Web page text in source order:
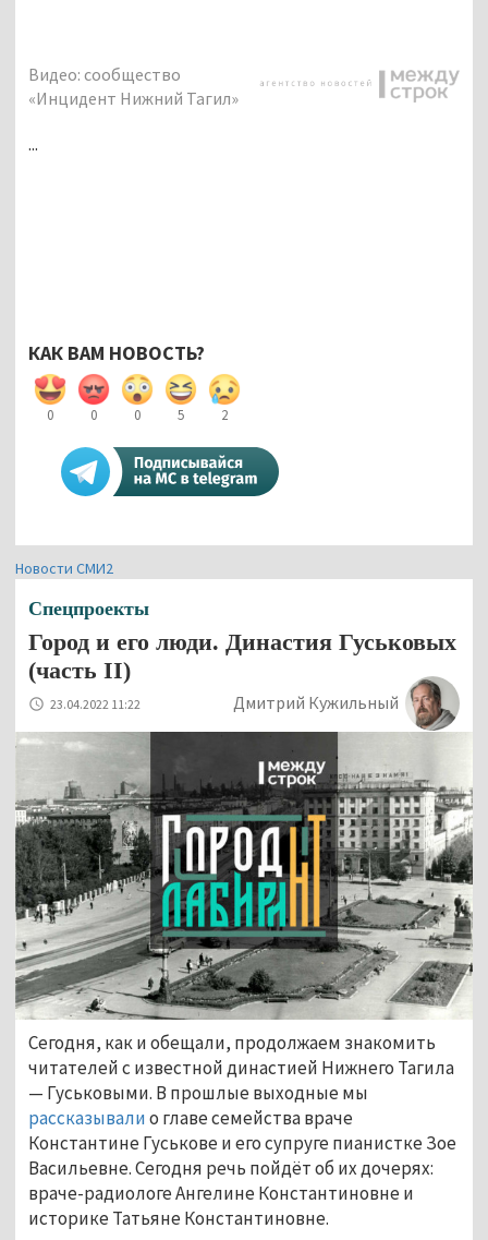
Видео: сообщество
«Инцидент Нижний Тагил»
...
КАК ВАМ НОВОСТЬ?
0 0 0 5 2
Новости СМИ2
Спецпроекты
Город и его люди. Династия Гуськовых
(часть II)
23.04.2022 11:22 Дмитрий Кужильный
Сегодня, как и обещали, продолжаем знакомить
читателей с известной династией Нижнего Тагила
— Гуськовыми. В прошлые выходные мы
рассказывалио главе семейства враче
Константине Гуськове и его супруге пианистке Зое
Васильевне. Сегодня речь пойдёт об их дочерях:
враче-радиологе Ангелине Константиновне и
историке Татьяне Константиновне.